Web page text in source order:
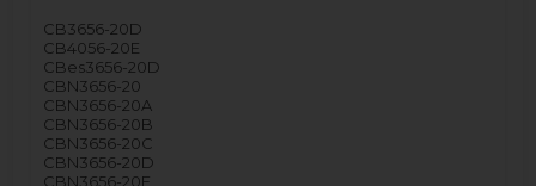
CB3656-20D
CB4056-20E
CBes3656-20D
CBN3656-20
CBN3656-20A
CBN3656-20B
CBN3656-20C
CBN3656-20D
CBN3656-20E